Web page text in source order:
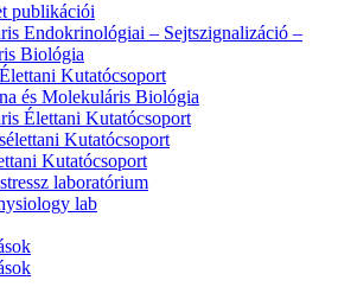
publikációi
Endokrinológiai – Sejtszignalizáció –
Biológia
Kutatócsoport
és Molekuláris Biológia
Élettani Kutatócsoport
Kutatócsoport
Kutatócsoport
laboratórium
lab